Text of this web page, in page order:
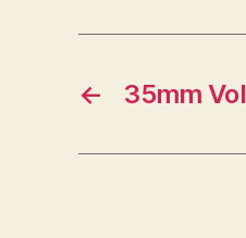
← 35mm